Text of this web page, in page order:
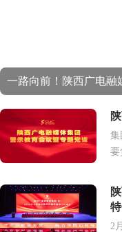
一路向前！陕西广电融
集
要
2